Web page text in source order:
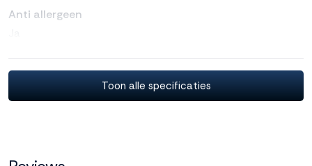
Anti allergeen
2 jaar
Toon alle specificaties